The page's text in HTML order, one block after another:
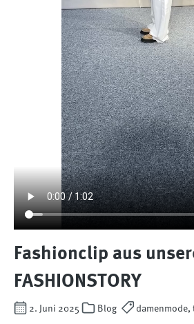
Fashionclip aus
FASHIONSTORY
2. Juni 2025 Blog damenmode,